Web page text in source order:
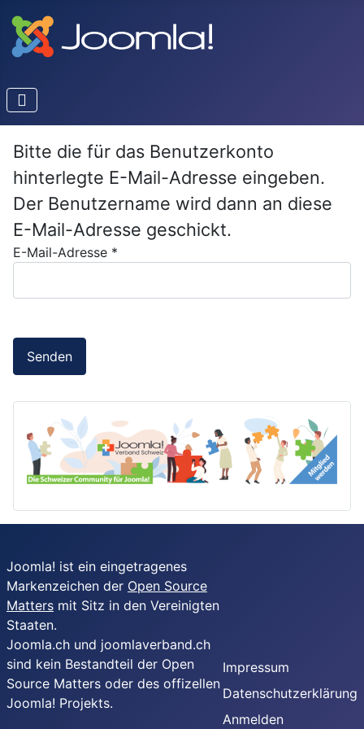
Bitte die für das Benutzerkonto
hinterlegte E-Mail-Adresse eingeben.
Der Benutzername wird dann an diese
E-Mail-Adresse geschickt.
E-Mail-Adresse *
Senden
Joomla! ist ein eingetragenes
Markenzeichen der Open Source
Matters mit Sitz in den Vereinigten
Staaten.
Joomla.ch und joomlaverband.ch
sind kein Bestandteil der Open
Source Matters oder des offizellen
Joomla! Projekts.
Impressum
Datenschutzerklärung
Anmelden